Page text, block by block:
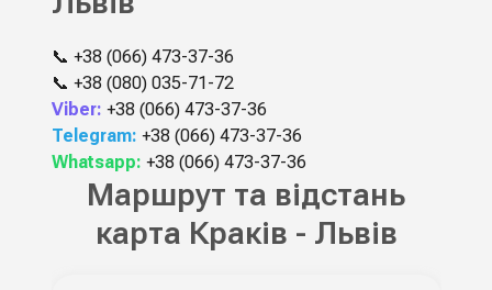
📞 +38 (066) 473-37-36
📞 +38 (080) 035-71-72
Viber: +38 (066) 473-37-36
Telegram: +38 (066) 473-37-36
Whatsapp: +38 (066) 473-37-36
Маршрут та відстань
карта Краків - Львів